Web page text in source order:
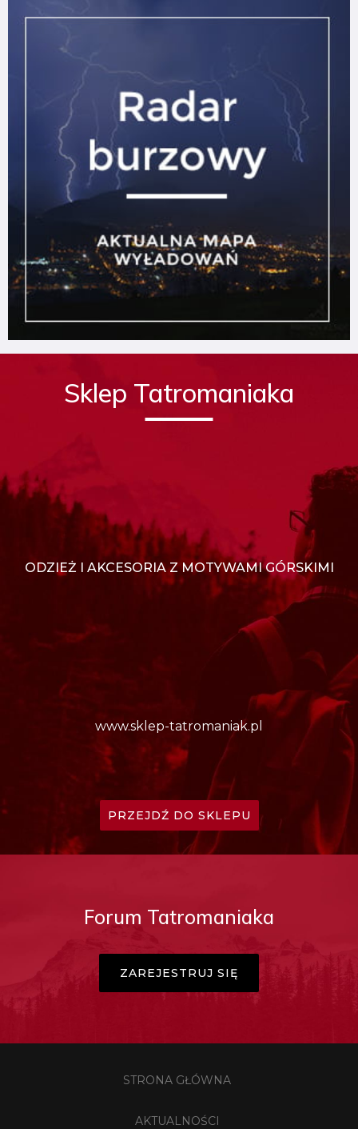
Sklep Tatromaniaka
ODZIEŻ I AKCESORIA Z MOTYWAMI GÓRSKIMI
www.sklep-tatromaniak.pl
PRZEJDŹ DO SKLEPU
Forum Tatromaniaka
ZAREJESTRUJ SIĘ
STRONA GŁÓWNA
AKTUALNOŚCI